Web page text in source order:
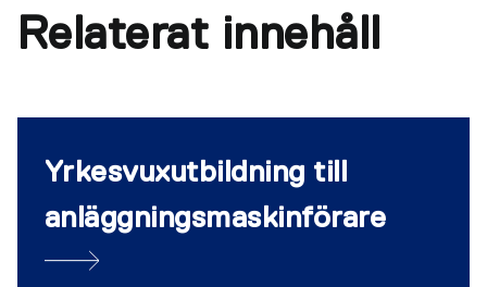
Relaterat innehåll
Yrkesvuxutbildning till
anläggningsmaskinförare